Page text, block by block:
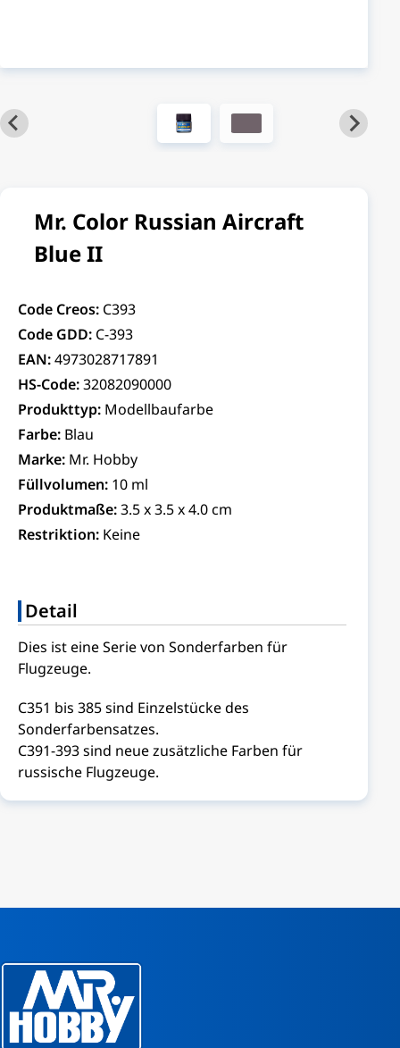
Mr. Color Russian Aircraft
Blue II
Code Creos: C393
Code GDD: C-393
EAN:4973028717891
HS-Code:32082090000
Produkttyp: Modellbaufarbe
Farbe: Blau
Marke: Mr. Hobby
Füllvolumen: 10 ml
Produktmaße:3.5 x 3.5 x 4.0 cm
Restriktion: Keine
Detail
Dies ist eine Serie von Sonderfarben für
Flugzeuge.
C351 bis 385 sind Einzelstücke des
Sonderfarbensatzes.
C391-393 sind neue zusätzliche Farben für
russische Flugzeuge.